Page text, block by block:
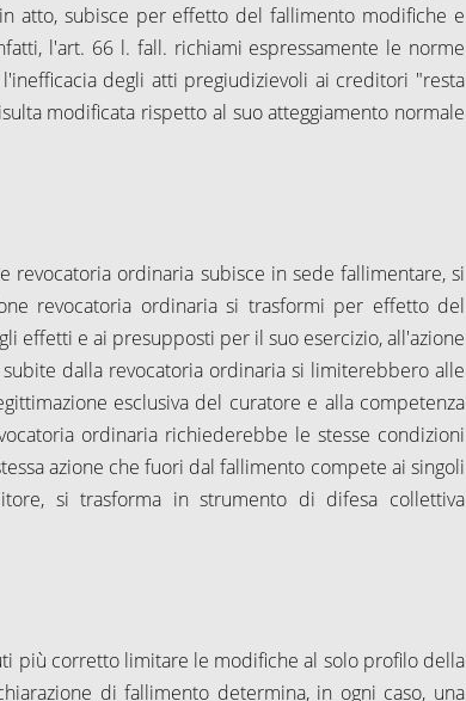
atto, subisce per effetto del fallimento modifiche e
l'art. 66 l. fall. richiami espressamente le norme
degli atti pregiudizievoli ai creditori "resta
modificata rispetto al suo atteggiamento normale
ordinaria subisce in sede fallimentare, si
revocatoria ordinaria si trasformi per effetto del
effetti e ai presupposti per il suo esercizio, all'azione
dalla revocatoria ordinaria si limiterebbero alle
esclusiva del curatore e alla competenza
ordinaria richiederebbe le stesse condizioni
azione che fuori dal fallimento compete ai singoli
si trasforma in strumento di difesa collettiva
più corretto limitare le modifiche al solo profilo della
di fallimento determina, in ogni caso, una